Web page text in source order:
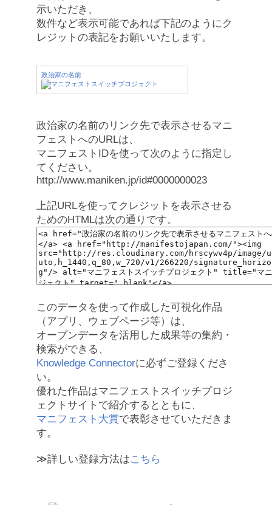
示いただき、
数件など表示可能であれば下記のようにク
レジットの表記をお願いいたします。
政治家の名前
政治家の名前のリンク先で表示させるマニ
フェストへのURLは、
マニフェストIDを使って次のように指定し
てください。
http://www.maniken.jp/id#0000000023
上記URLを使ってクレジットを表示させる
ためのHTMLは次の通りです。
このデータを使って作成した可視化作品
（アプリ、ウェブページ等）は、
オープンデータを活用した成果等の集約・
検索ができる、
Knowledge Connectorに必ずご登録くださ
い。
優れた作品はマニフェストスイッチプロジ
ェクトサイトで紹介するとともに、
マニフェスト大賞で表彰させていただきま
す。
≫詳しい登録方法はこちら